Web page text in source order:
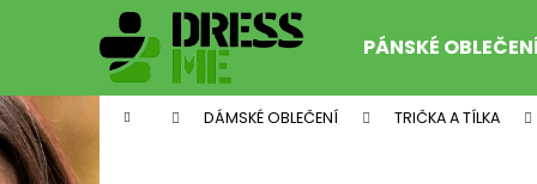
PÁNSKÉ
Domů DÁMSKÉ OBLEČENÍ TRIČKA A TÍLKA
í
k
Zpět
do
obchodu
Zpět
do
obchodu